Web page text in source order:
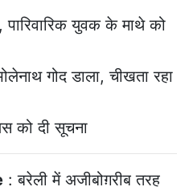
युवक के माथे को
गोद डाला, चीखता रहा
को दी सूचना
: बरेली में अजीबोग़रीब तरह